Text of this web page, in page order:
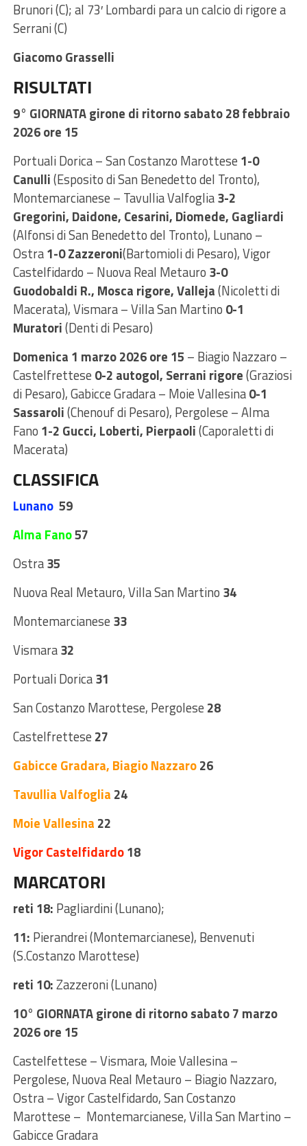
Brunori (C); al 73′ Lombardi para un calcio di rigore a
Serrani (C)
Giacomo Grasselli
RISULTATI
9° GIORNATA girone di ritorno sabato 28 febbraio
2026 ore 15
Portuali Dorica – San Costanzo Marottese 1-0
Canulli(Esposito di San Benedetto del Tronto),
Montemarcianese – Tavullia Valfoglia3-2
Gregorini, Daidone, Cesarini, Diomede, Gagliardi
(Alfonsi di San Benedetto del Tronto), Lunano –
Ostra1-0 Zazzeroni(Bartomioli di Pesaro), Vigor
Castelfidardo – Nuova Real Metauro 3-0
Guodobaldi R., Mosca rigore, Valleja(Nicoletti di
Macerata), Vismara – Villa San Martino 0-1
Muratori(Denti di Pesaro)
Domenica 1 marzo 2026 ore 15 – Biagio Nazzaro –
Castelfrettese 0-2 autogol, Serrani rigore(Graziosi
di Pesaro), Gabicce Gradara – Moie Vallesina0-1
Sassaroli(Chenouf di Pesaro), Pergolese – Alma
Fano 1-2 Gucci, Loberti, Pierpaoli(Caporaletti di
Macerata)
CLASSIFICA
Lunano 59
Alma Fano57
Ostra35
Nuova Real Metauro, Villa San Martino 34
Montemarcianese 33
Vismara32
Portuali Dorica31
San Costanzo Marottese, Pergolese 28
Castelfrettese 27
Gabicce Gradara, Biagio Nazzaro26
Tavullia Valfoglia 24
Moie Vallesina 22
Vigor Castelfidardo18
MARCATORI
reti 18: Pagliardini (Lunano);
11: Pierandrei (Montemarcianese), Benvenuti
(S.Costanzo Marottese)
reti 10:Zazzeroni (Lunano)
10° GIORNATA girone di ritorno sabato 7 marzo
2026 ore 15
Castelfettese – Vismara, Moie Vallesina –
Pergolese, Nuova Real Metauro – Biagio Nazzaro,
Ostra – Vigor Castelfidardo, San Costanzo
Marottese – Montemarcianese, Villa San Martino –
Gabicce Gradara